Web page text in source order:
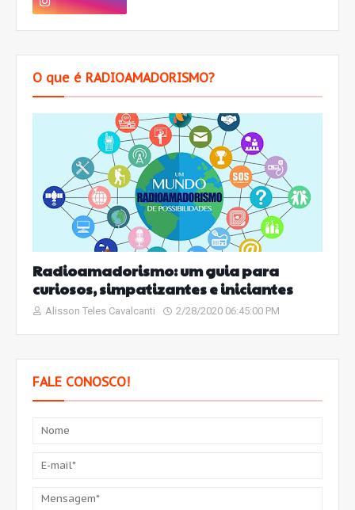
O que é RADIOAMADORISMO?
Radioamadorismo: um guia para
curiosos, simpatizantes e iniciantes
Alisson Teles Cavalcanti 2/28/2020 06:45:00 PM
FALE CONOSCO!